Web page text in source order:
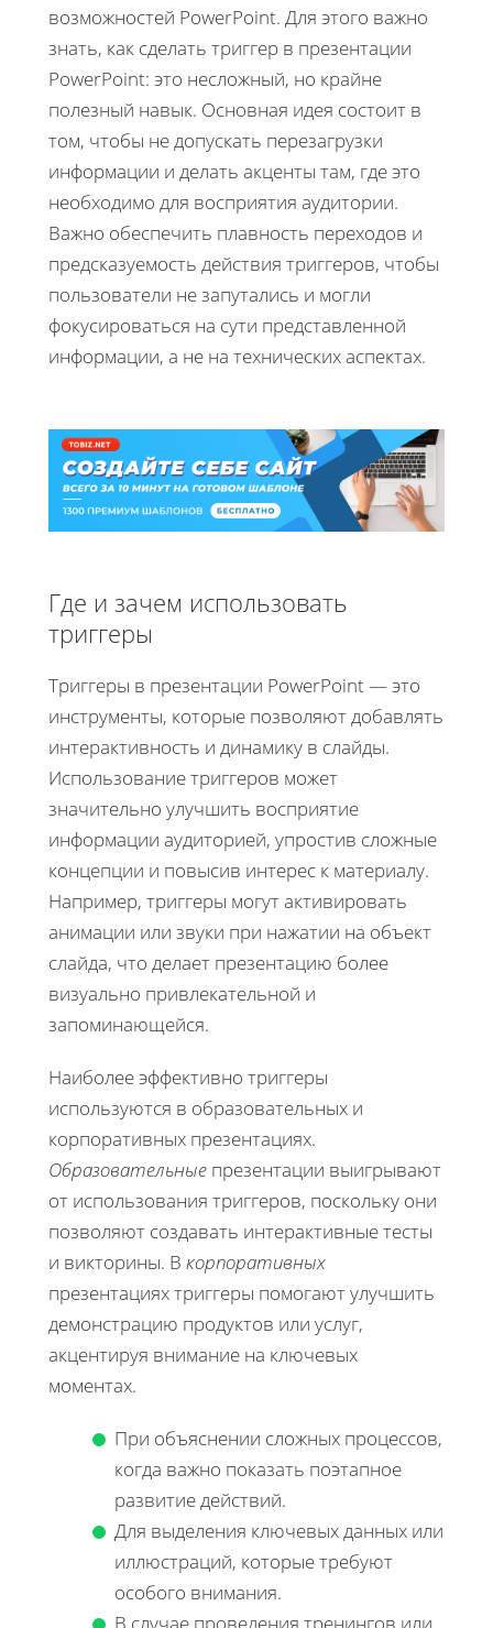
возможностей PowerPoint. Для этого важно
знать, как сделать триггер в презентации
PowerPoint: это несложный, но крайне
полезный навык. Основная идея состоит в
том, чтобы не допускать перезагрузки
информации и делать акценты там, где это
необходимо для восприятия аудитории.
Важно обеспечить плавность переходов и
предсказуемость действия триггеров, чтобы
пользователи не запутались и могли
фокусироваться на сути представленной
информации, а не на технических аспектах.
Где и зачем использовать
триггеры
Триггеры в презентации PowerPoint — это
инструменты, которые позволяют добавлять
интерактивность и динамику в слайды.
Использование триггеров может
значительно улучшить восприятие
информации аудиторией, упростив сложные
концепции и повысив интерес к материалу.
Например, триггеры могут активировать
анимации или звуки при нажатии на объект
слайда, что делает презентацию более
визуально привлекательной и
запоминающейся.
Наиболее эффективно триггеры
используются в образовательных и
корпоративных презентациях.
Образовательные презентации выигрывают
от использования триггеров, поскольку они
позволяют создавать интерактивные тесты
и викторины. В корпоративных
презентациях триггеры помогают улучшить
демонстрацию продуктов или услуг,
акцентируя внимание на ключевых
моментах.
При объяснении сложных процессов,
когда важно показать поэтапное
развитие действий.
Для выделения ключевых данных или
иллюстраций, которые требуют
особого внимания.
В случае проведения тренингов или